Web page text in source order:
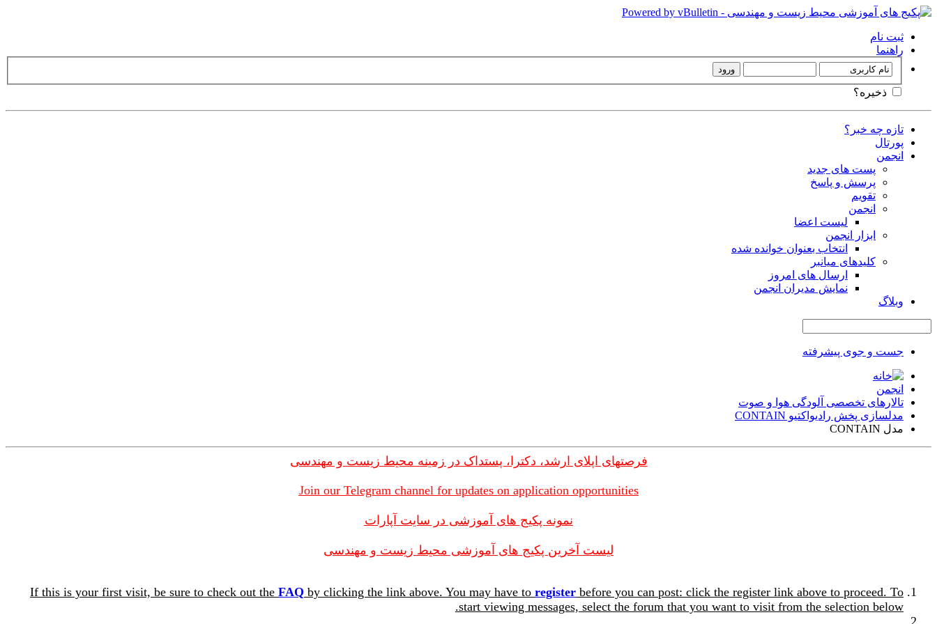
ثبت نام
راهنما
ذخیره؟
تازه چه خبر؟
پورتال
انجمن
پست های جدید
پرسش و پاسخ
تقویم
انجمن
لیست اعضا
ابزار انجمن
انتخاب بعنوان خوانده شده
کلیدهای میانبر
ارسال های امروز
نمایش مدیران انجمن
وبلاگ
جست و جوی پیشرفته
انجمن
تالارهای تخصصی آلودگی هوا و صوت
مدلسازی پخش رادیواکتیو CONTAIN
مدل CONTAIN
فرصتهای اپلای ارشد، دکترا، پستداک در زمینه محیط زیست و مهندسی
Join our Telegram channel for updates on application opportunities
نمونه پکیج های آموزشی در سایت آپارات
لیست آخرین پکیج های آموزشی محیط زیست و مهندسی
If this is your first visit, be sure to check out the FAQ by clicking the link above. You may have to register before you can post: click the register link above to proceed. To
start viewing messages, select the forum that you want to visit from the selection below.